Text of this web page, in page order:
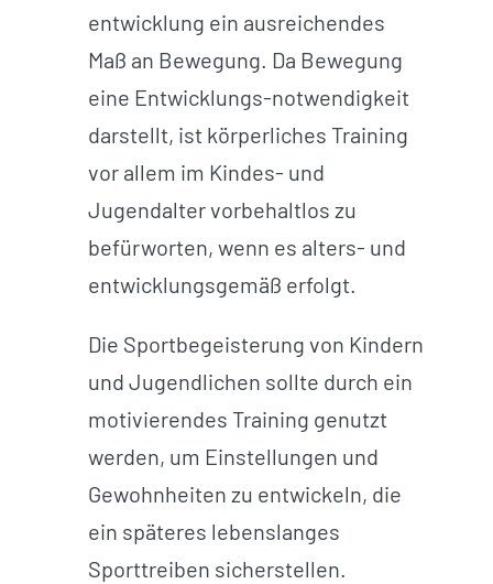
entwicklung ein ausreichendes
Maß an Bewegung. Da Bewegung
eine Entwicklungs-notwendigkeit
darstellt, ist körperliches Training
vor allem im Kindes- und
Jugendalter vorbehaltlos zu
befürworten, wenn es alters- und
entwicklungsgemäß erfolgt.
Die Sportbegeisterung von Kindern
und Jugendlichen sollte durch ein
motivierendes Training genutzt
werden, um Einstellungen und
Gewohnheiten zu entwickeln, die
ein späteres lebenslanges
Sporttreiben sicherstellen.